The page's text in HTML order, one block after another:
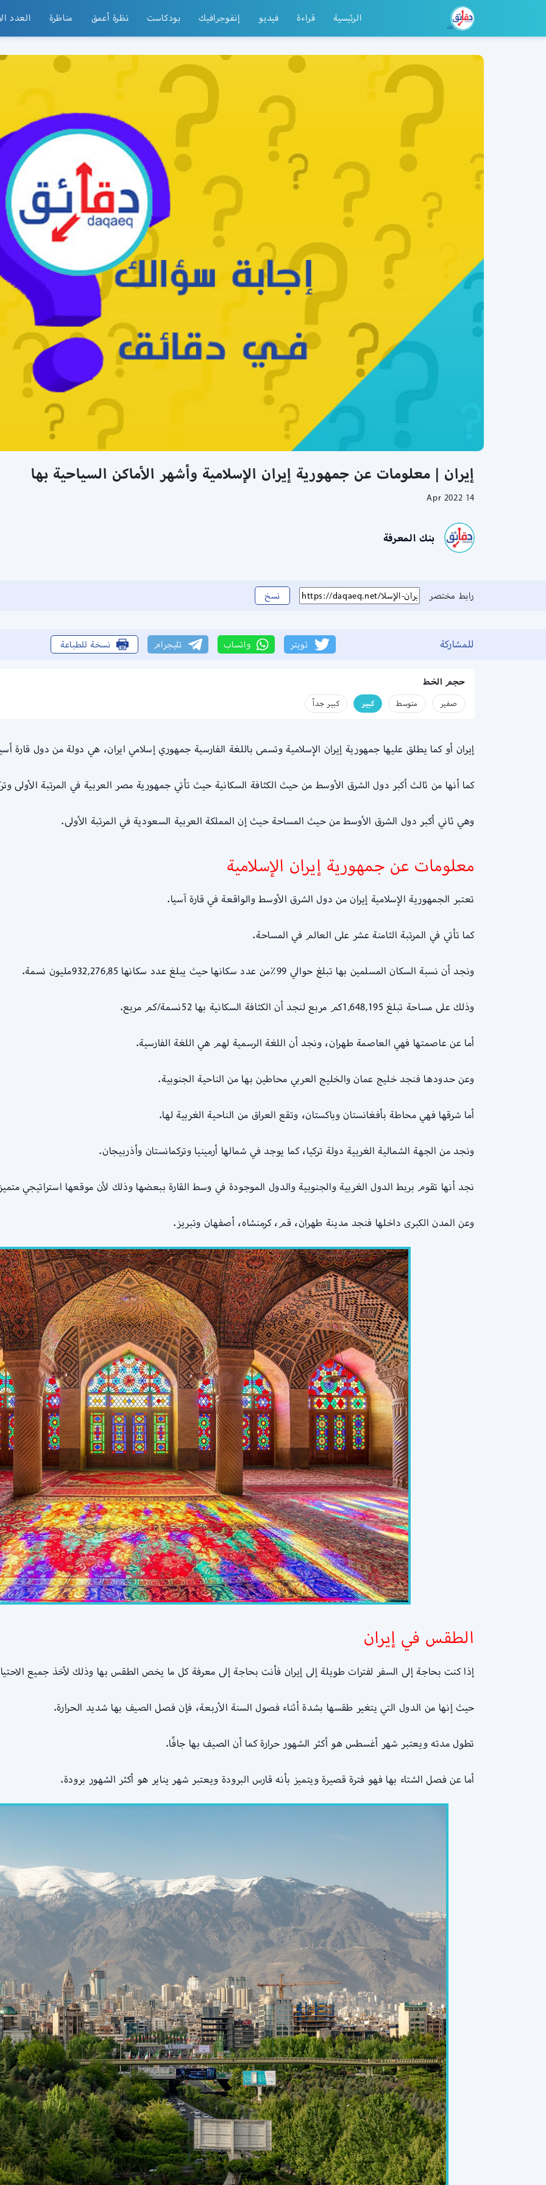
الرئيسية قراءة فيديو إنفوجرافيك بودكاست نظرة أعمق مناظرة العدد
إيران | معلومات عن جمهورية إيران الإسلامية وأشهر الأماكن السياحية بها
14 Apr 2022
بنك المعرفة
رابط مختصر نسخ
للمشاركة تويتر واتساب تليجرام نسخة للطباعة
حجم الخط
صفير متوسط كبير كبير جداً
إيران أو كما يطلق عليها جمهورية إيران الإسلامية وتسمى باللغة الفارسية جمهوري إسلامي ايران، هي دولة من دول قارة
كما أنها من ثالث أكبر دول الشرق الأوسط من حيث الكثافة السكانية حيث تأتي جمهورية مصر العربية في المرتبة الأولى
وهي ثاني أكبر دول الشرق الأوسط من حيث المساحة حيث إن المملكة العربية السعودية في المرتبة الأولى.
معلومات عن جمهورية إيران الإسلامية
تعتبر الجمهورية الإسلامية إيران من دول الشرق الأوسط والواقعة في قارة آسيا.
كما تأتي في المرتبة الثامنة عشر على العالم في المساحة.
ونجد أن نسبة السكان المسلمين بها تبلغ حوالي 99٪من عدد سكانها حيث يبلغ عدد سكانها 932,276,85مليون نسمة.
وذلك على مساحة تبلغ 1,648,195كم مربع لنجد أن الكثافة السكانية بها 52نسمة/كم مربع.
أما عن عاصمتها فهي العاصمة طهران، ونجد أن اللغة الرسمية لهم هي اللغة الفارسية.
وعن حدودها فنجد خليج عمان والخليج العربي محاطين بها من الناحية الجنوبية.
أما شرقها فهي محاطة بأفغانستان وباكستان، وتقع العراق من الناحية الغربية لها.
ونجد من الجهة الشمالية الغربية دولة تركيا، كما يوجد في شمالها أرمينيا وتركمانستان وأذربيجان.
نجد أنها تقوم بربط الدول الغربية والجنوبية والدول الموجودة في وسط القارة ببعضها وذلك لأن موقعها استراتيجي
وعن المدن الكبرى داخلها فنجد مدينة طهران، قم، كرمنشاه، أصفهان وتبريز.
الطقس في إيران
إذا كنت بحاجة إلى السفر لفترات طويلة إلى إيران فأنت بحاجة إلى معرفة كل ما يخص الطقس بها وذلك لأخذ جميع
حيث إنها من الدول التي يتغير طقسها بشدة أثناء فصول السنة الأربعة، فإن فصل الصيف بها شديد الحرارة.
تطول مدته ويعتبر شهر أغسطس هو أكثر الشهور حرارة كما أن الصيف بها جافًا.
أما عن فصل الشتاء بها فهو فترة قصيرة ويتميز بأنه قارس البرودة ويعتبر شهر يناير هو أكثر الشهور برودة.